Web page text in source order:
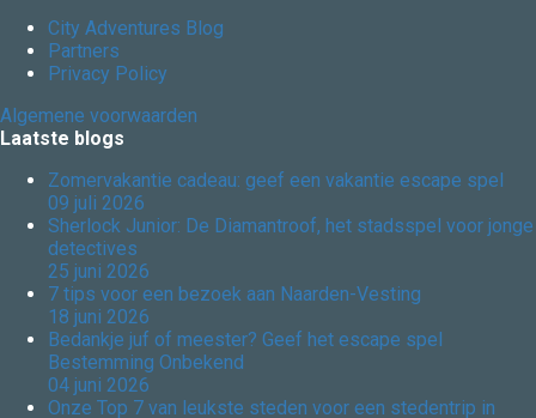
City Adventures Blog
Partners
Privacy Policy
Algemene voorwaarden
Laatste blogs
Zomervakantie cadeau: geef een vakantie escape spel
09 juli 2026
Sherlock Junior: De Diamantroof, het stadsspel voor jonge
detectives
25 juni 2026
7 tips voor een bezoek aan Naarden-Vesting
18 juni 2026
Bedankje juf of meester? Geef het escape spel
Bestemming Onbekend
04 juni 2026
Onze Top 7 van leukste steden voor een stedentrip in